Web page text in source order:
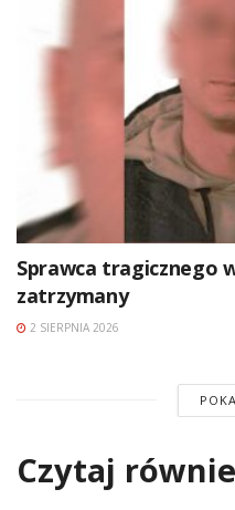
Sprawca tragicznego
zatrzymany
2 SIERPNIA 2026
Czytaj